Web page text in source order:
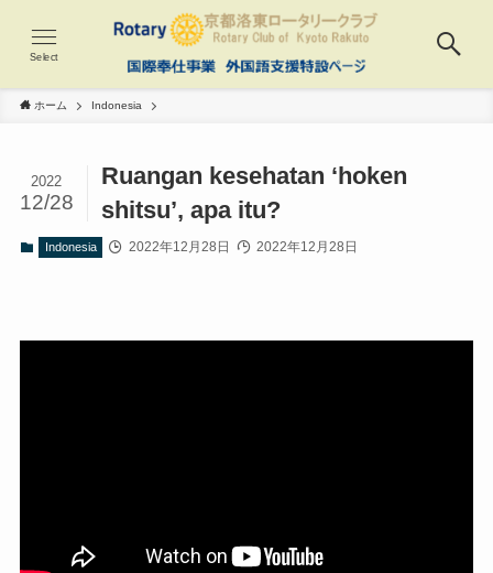
Select
ホーム Indonesia
Ruangan kesehatan ‘hoken
shitsu’, apa itu?
2022
12/28
Indonesia 2022年12月28日 2022年12月28日